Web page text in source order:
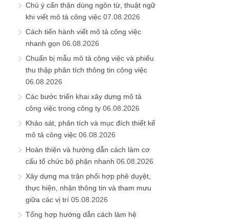
Chú ý cẩn thận dùng ngôn từ, thuật ngữ
khi viết mô tả công việc 07.08.2026
Cách tiến hành viết mô tả công việc
nhanh gọn 06.08.2026
Chuẩn bị mẫu mô tả công việc và phiếu
thu thập phân tích thông tin công việc
06.08.2026
Các bước triển khai xây dựng mô tả
công việc trong công ty 06.08.2026
Khảo sát, phân tích và mục đích thiết kế
mô tả công việc 06.08.2026
Hoàn thiện và hướng dẫn cách làm cơ
cấu tổ chức bộ phận nhanh 06.08.2026
Xây dựng ma trận phối hợp phê duyệt,
thực hiện, nhận thông tin và tham mưu
giữa các vị trí 05.08.2026
Tổng hợp hướng dẫn cách làm hệ